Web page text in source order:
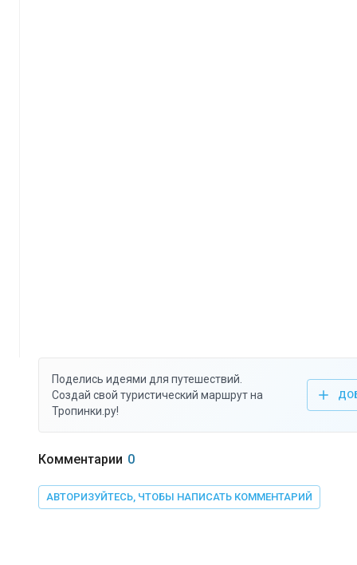
Поделись идеями для путешествий.
Создай свой туристический маршрут на
Тропинки.ру!
Комментарии 0
АВТОРИЗУЙТЕСЬ, ЧТОБЫ НАПИСАТЬ КОММЕНТАРИЙ